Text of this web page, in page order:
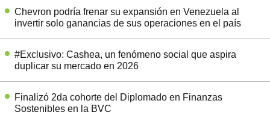
Chevron podría frenar su expansión en Venezuela al
invertir solo ganancias de sus operaciones en el país
#Exclusivo: Cashea, un fenómeno social que aspira
duplicar su mercado en 2026
Finalizó 2da cohorte del Diplomado en Finanzas
Sostenibles en la BVC